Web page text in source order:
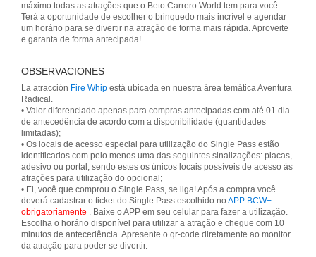
máximo todas as atrações que o Beto Carrero World tem para você.
Terá a oportunidade de escolher o brinquedo mais incrível e agendar
um horário para se divertir na atração de forma mais rápida. Aproveite
e garanta de forma antecipada!
OBSERVACIONES
La atracción Fire Whip está ubicada en nuestra área temática Aventura
Radical.
• Valor diferenciado apenas para compras antecipadas com até 01 dia
de antecedência de acordo com a disponibilidade (quantidades
limitadas);
• Os locais de acesso especial para utilização do Single Pass estão
identificados com pelo menos uma das seguintes sinalizações: placas,
adesivo ou portal, sendo estes os únicos locais possíveis de acesso às
atrações para utilização do opcional;
• Ei, você que comprou o Single Pass, se liga! Após a compra você
deverá cadastrar o ticket do Single Pass escolhido no APP BCW+
obrigatoriamente . Baixe o APP em seu celular para fazer a utilização.
Escolha o horário disponível para utilizar a atração e chegue com 10
minutos de antecedência. Apresente o qr-code diretamente ao monitor
da atração para poder se divertir.